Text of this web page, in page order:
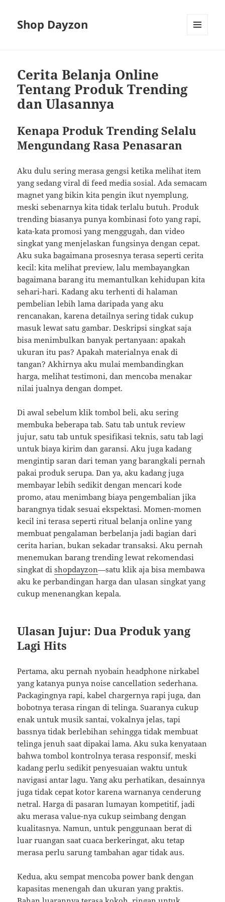
Shop Dayzon
Cerita Belanja Online
Tentang Produk Trending
dan Ulasannya
Kenapa Produk Trending Selalu
Mengundang Rasa Penasaran
Aku dulu sering merasa gengsi ketika melihat item
yang sedang viral di feed media sosial. Ada semacam
magnet yang bikin kita pengin ikut nyemplung,
meski sebenarnya kita tidak terlalu butuh. Produk
trending biasanya punya kombinasi foto yang rapi,
kata-kata promosi yang menggugah, dan video
singkat yang menjelaskan fungsinya dengan cepat.
Aku suka bagaimana prosesnya terasa seperti cerita
kecil: kita melihat preview, lalu membayangkan
bagaimana barang itu memantulkan kehidupan kita
sehari-hari. Kadang aku terhenti di halaman
pembelian lebih lama daripada yang aku
rencanakan, karena detailnya sering tidak cukup
masuk lewat satu gambar. Deskripsi singkat saja
bisa menimbulkan banyak pertanyaan: apakah
ukuran itu pas? Apakah materialnya enak di
tangan? Akhirnya aku mulai membandingkan
harga, melihat testimoni, dan mencoba menakar
nilai jualnya dengan dompet.
Di awal sebelum klik tombol beli, aku sering
membuka beberapa tab. Satu tab untuk review
jujur, satu tab untuk spesifikasi teknis, satu tab lagi
untuk biaya kirim dan garansi. Aku juga kadang
mengintip saran dari teman yang barangkali pernah
pakai produk serupa. Dan ya, aku kadang juga
membayar lebih sedikit dengan mencari kode
promo, atau menimbang biaya pengembalian jika
barangnya tidak sesuai ekspektasi. Momen-momen
kecil ini terasa seperti ritual belanja online yang
membuat pengalaman berbelanja jadi bagian dari
cerita harian, bukan sekadar transaksi. Aku pernah
menemukan barang trending lewat rekomendasi
singkat dishopdayzon—satu klik aja bisa membawa
aku ke perbandingan harga dan ulasan singkat yang
cukup menenangkan kepala.
Ulasan Jujur: Dua Produk yang
Lagi Hits
Pertama, aku pernah nyobain headphone nirkabel
yang katanya punya noise cancellation sederhana.
Packagingnya rapi, kabel chargernya rapi juga, dan
bobotnya terasa ringan di telinga. Suaranya cukup
enak untuk musik santai, vokalnya jelas, tapi
bassnya tidak berlebihan sehingga tidak membuat
telinga jenuh saat dipakai lama. Aku suka kenyataan
bahwa tombol kontrolnya terasa responsif, meski
kadang perlu sedikit penyesuaian waktu untuk
navigasi antar lagu. Yang aku perhatikan, desainnya
juga tidak cepat kotor karena warnanya cenderung
netral. Harga di pasaran lumayan kompetitif, jadi
aku merasa value-nya cukup seimbang dengan
kualitasnya. Namun, untuk penggunaan berat di
luar ruangan saat cuaca berkeringat, aku tetap
merasa perlu sarung tambahan agar tidak aus.
Kedua, aku sempat mencoba power bank dengan
kapasitas menengah dan ukuran yang praktis.